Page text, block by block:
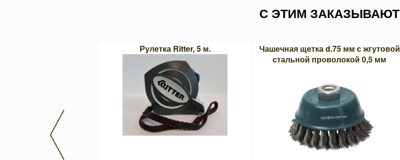
С ЭТИМ ЗАКАЗЫВАЮТ
Рулетка Ritter, 5 м.
Чашечная щетка d.75 мм с жгутовой
стальной проволокой 0,5 мм